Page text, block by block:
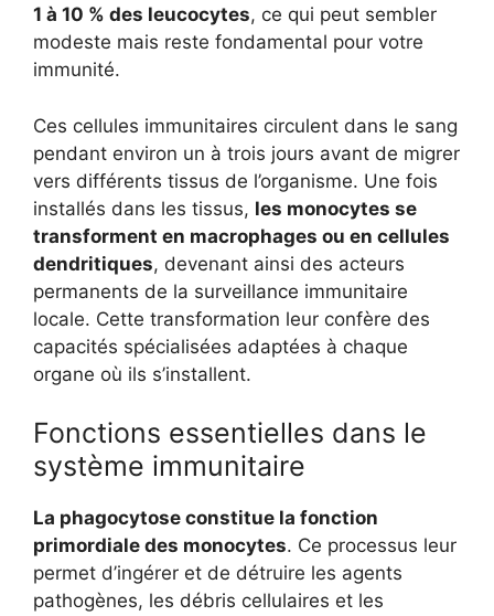
1 à 10 % des leucocytes, ce qui peut sembler
modeste mais reste fondamental pour votre
immunité.
Ces cellules immunitaires circulent dans le sang
pendant environ un à trois jours avant de migrer
vers différents tissus de l’organisme. Une fois
installés dans les tissus, les monocytes se
transforment en macrophages ou en cellules
dendritiques, devenant ainsi des acteurs
permanents de la surveillance immunitaire
locale. Cette transformation leur confère des
capacités spécialisées adaptées à chaque
organe où ils s’installent.
Fonctions essentielles dans le
système immunitaire
La phagocytose constitue la fonction
primordiale des monocytes. Ce processus leur
permet d’ingérer et de détruire les agents
pathogènes, les débris cellulaires et les